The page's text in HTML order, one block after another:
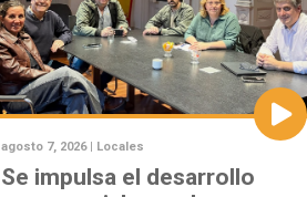
agosto 7, 2026 | Locales
Se impulsa el desarrollo